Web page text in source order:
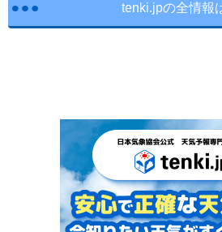
tenki.jpの全情報